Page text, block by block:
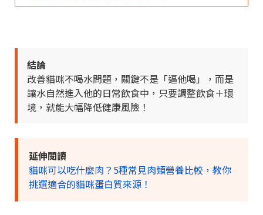
結論
改善貓咪不喝水問題，關鍵不是「逼他喝」，而是
讓水自然進入他的日常飲食中，只要調整飲食＋環
境，就能大幅降低健康風險！
延伸閱讀
貓咪可以吃什麼肉？5種常見肉類營養比較，教你
挑選適合的貓咪蛋白質來源！